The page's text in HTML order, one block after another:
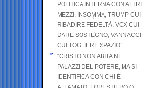
POLITICA INTERNA CON ALTRI
MEZZI. INSOMMA, TRUMP CUI
RIBADIRE FEDELTÀ, VOX CUI
DARE SOSTEGNO, VANNACCI
CUI TOGLIERE SPAZIO”
“CRISTO NON ABITA NEI
PALAZZI DEL POTERE, MA SI
IDENTIFICA CON CHI È